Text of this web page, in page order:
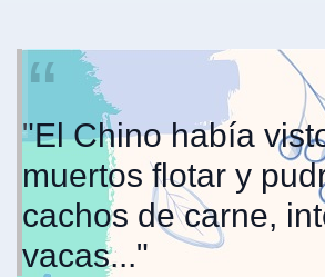
"El Chino había
muertos flotar y
cachos de carne,
vacas..."